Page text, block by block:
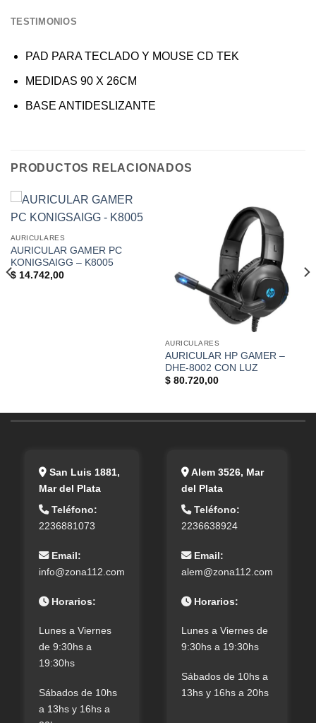
TESTIMONIOS
PAD PARA TECLADO Y MOUSE CD TEK
MEDIDAS 90 X 26CM
BASE ANTIDESLIZANTE
PRODUCTOS RELACIONADOS
AURICULARES
AURICULAR GAMER PC
KONIGSAIGG – K8005
$14.742,00
AURICULARES
AURICULAR HP GAMER –
DHE-8002 CON LUZ
$80.720,00
San Luis 1881,
Mar del Plata
Teléfono:
2236881073
Email:
info@zona112.com
Horarios:
Lunes a Viernes
de 9:30hs a
19:30hs
Sábados de 10hs
a 13hs y 16hs a
Alem 3526, Mar
del Plata
Teléfono:
2236638924
Email:
alem@zona112.com
Horarios:
Lunes a Viernes de
9:30hs a 19:30hs
Sábados de 10hs a
13hs y 16hs a 20hs